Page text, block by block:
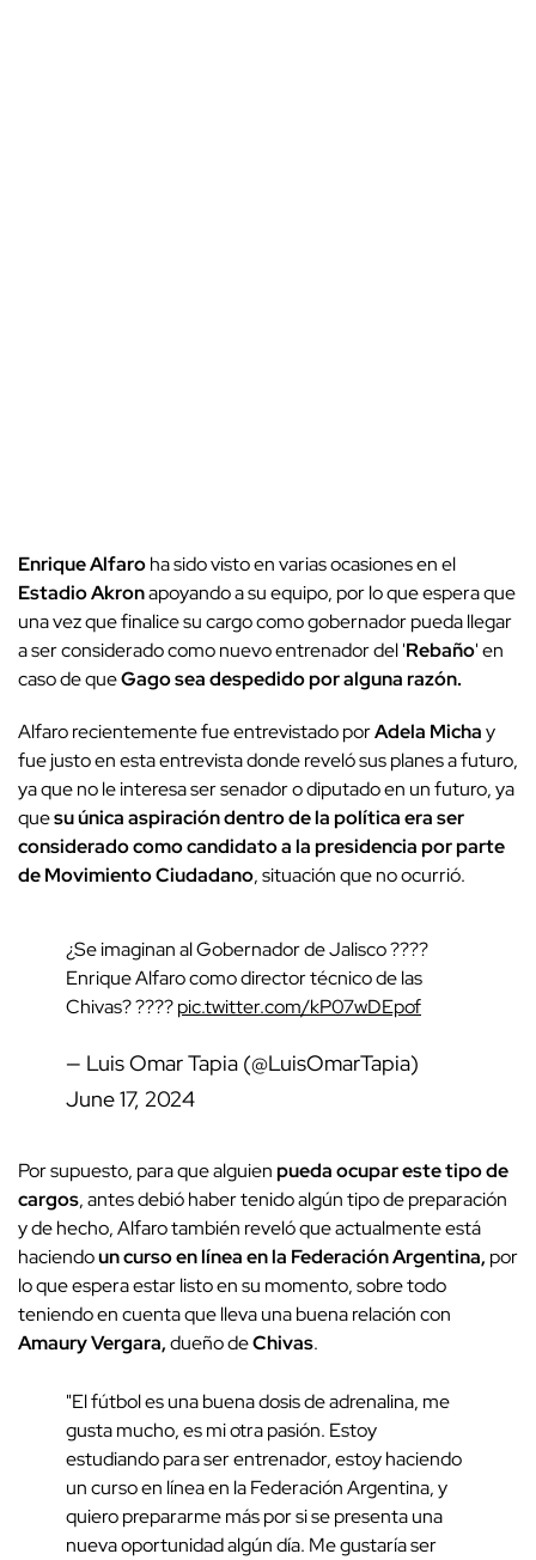
Enrique Alfaroha sido visto en varias ocasiones en el
Estadio Akronapoyando a su equipo, por lo que espera que
una vez que finalice su cargo como gobernador pueda llegar
a ser considerado como nuevo entrenador del 'Rebaño' en
caso de queGago sea despedido por alguna razón.
Alfaro recientemente fue entrevistado porAdela Michay
fue justo en esta entrevista donde reveló sus planes a futuro,
ya que no le interesa ser senador o diputado en un futuro, ya
quesu única aspiración dentro de la política era ser
considerado como candidato a la presidencia por parte
de Movimiento Ciudadano, situación que no ocurrió.
¿Se imaginan al Gobernador de Jalisco ????
Enrique Alfaro como director técnico de las
Chivas? ????pic.twitter.com/kP07wDEpof
— Luis Omar Tapia (@LuisOmarTapia)
June 17, 2024
Por supuesto, para que alguienpueda ocupar este tipo de
cargos, antes debió haber tenido algún tipo de preparación
y de hecho, Alfaro también reveló que actualmente está
haciendoun curso en línea en la Federación Argentina, por
lo que espera estar listo en su momento, sobre todo
teniendo en cuenta que lleva una buena relación con
Amaury Vergara,dueño deChivas.
"El fútbol es una buena dosis de adrenalina, me
gusta mucho, es mi otra pasión. Estoy
estudiando para ser entrenador, estoy haciendo
un curso en línea en la Federación Argentina, y
quiero prepararme más por si se presenta una
nueva oportunidad algún día. Me gustaría ser